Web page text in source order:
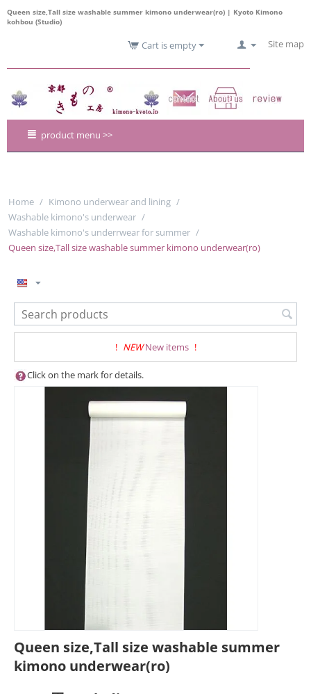
Queen size,Tall size washable summer kimono underwear(ro) | Kyoto Kimono
kohbou (Studio)
Site map
Cart is empty
product menu >>
Home / Kimono underwear and lining /
Washable kimono's underwear /
Washable kimono's underrwear for summer /
Queen size,Tall size washable summer kimono underwear(ro)
! NEW New items !
Click on the mark for details.
Queen size,Tall size washable summer
kimono underwear(ro)